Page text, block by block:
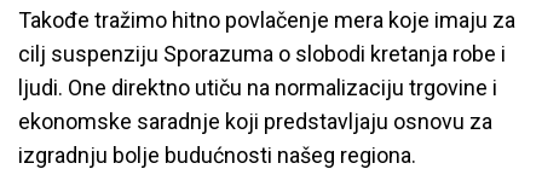
Takođe tražimo hitno povlačenje mera koje imaju za
cilj suspenziju Sporazuma o slobodi kretanja robe i
ljudi. One direktno utiču na normalizaciju trgovine i
ekonomske saradnje koji predstavljaju osnovu za
izgradnju bolje budućnosti našeg regiona.